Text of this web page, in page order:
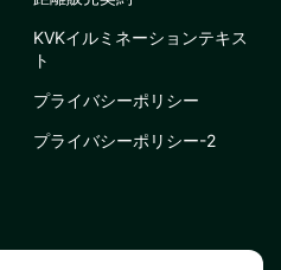
KVKイルミネーションテキス
ト
プライバシーポリシー
プライバシーポリシー-2